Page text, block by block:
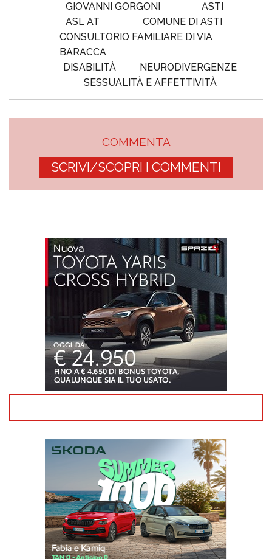
GIOVANNI GORGONI
ASTI
ASL AT
COMUNE DI ASTI
CONSULTORIO FAMILIARE DI VIA
BARACCA
DISABILITÀ
NEURODIVERGENZE
SESSUALITÀ E AFFETTIVITÀ
COMMENTA
SCRIVI/SCOPRI I COMMENTI